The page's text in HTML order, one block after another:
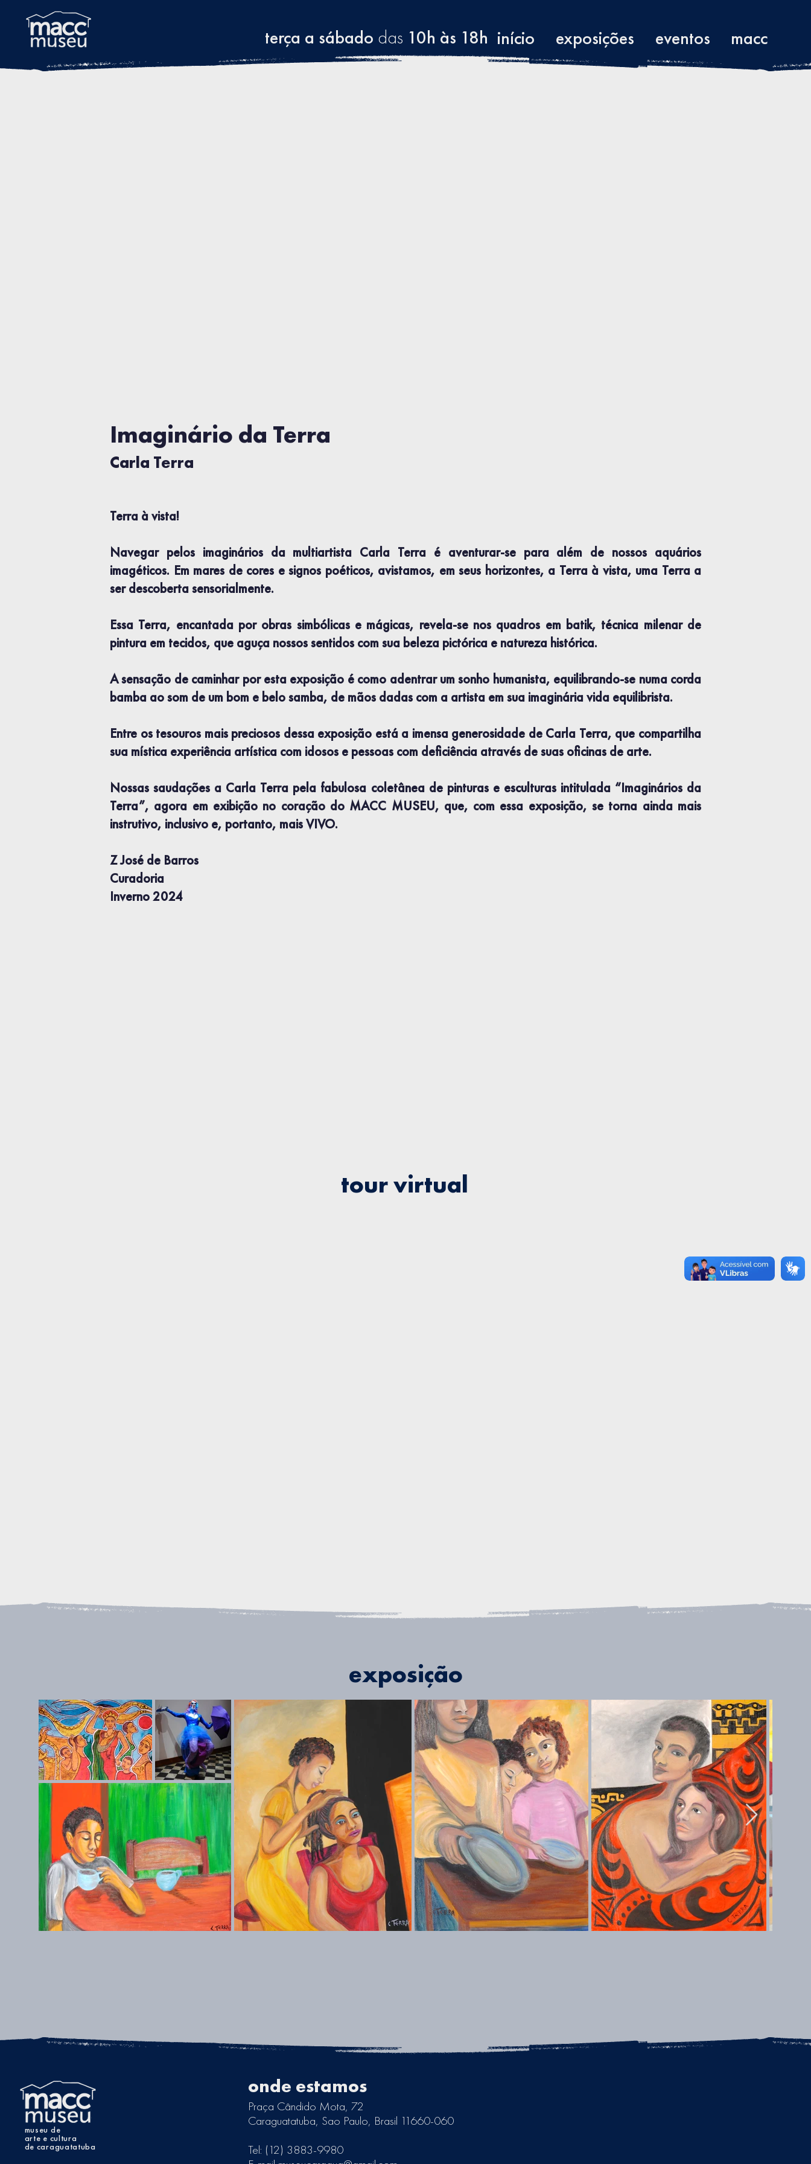
terça a sábado das 10h às 18h início exposições eventos macc
Imaginário da Terra
Carla Terra
Terra à vista!
Navegar pelos imaginários da multiartista Carla Terra é aventurar-se para além de nossos aquários
imagéticos. Em mares de cores e signos poéticos, avistamos, em seus horizontes, a Terra à vista, uma Terra a
ser descoberta sensorialmente.
Essa Terra, encantada por obras simbólicas e mágicas, revela-se nos quadros em batik, técnica milenar de
pintura em tecidos, que aguça nossos sentidos com sua beleza pictórica e natureza histórica.
A sensação de caminhar por esta exposição é como adentrar um sonho humanista, equilibrando-se numa corda
bamba ao som de um bom e belo samba, de mãos dadas com a artista em sua imaginária vida equilibrista.
Entre os tesouros mais preciosos dessa exposição está a imensa generosidade de Carla Terra, que compartilha
sua mística experiência artística com idosos e pessoas com deficiência através de suas oficinas de arte.
Nossas saudações a Carla Terra pela fabulosa coletânea de pinturas e esculturas intitulada “Imaginários da
Terra”, agora em exibição no coração do MACC MUSEU, que, com essa exposição, se torna ainda mais
instrutivo, inclusivo e, portanto, mais VIVO.
Z José de Barros
Curadoria
Inverno 2024
tour virtual
exposição
museu de
arte e cultura
de caraguatatuba
onde estamos
Praça Cândido Mota, 72
Caraguatatuba, Sao Paulo, Brasil 11660-060
Tel: (12) 3883-9980